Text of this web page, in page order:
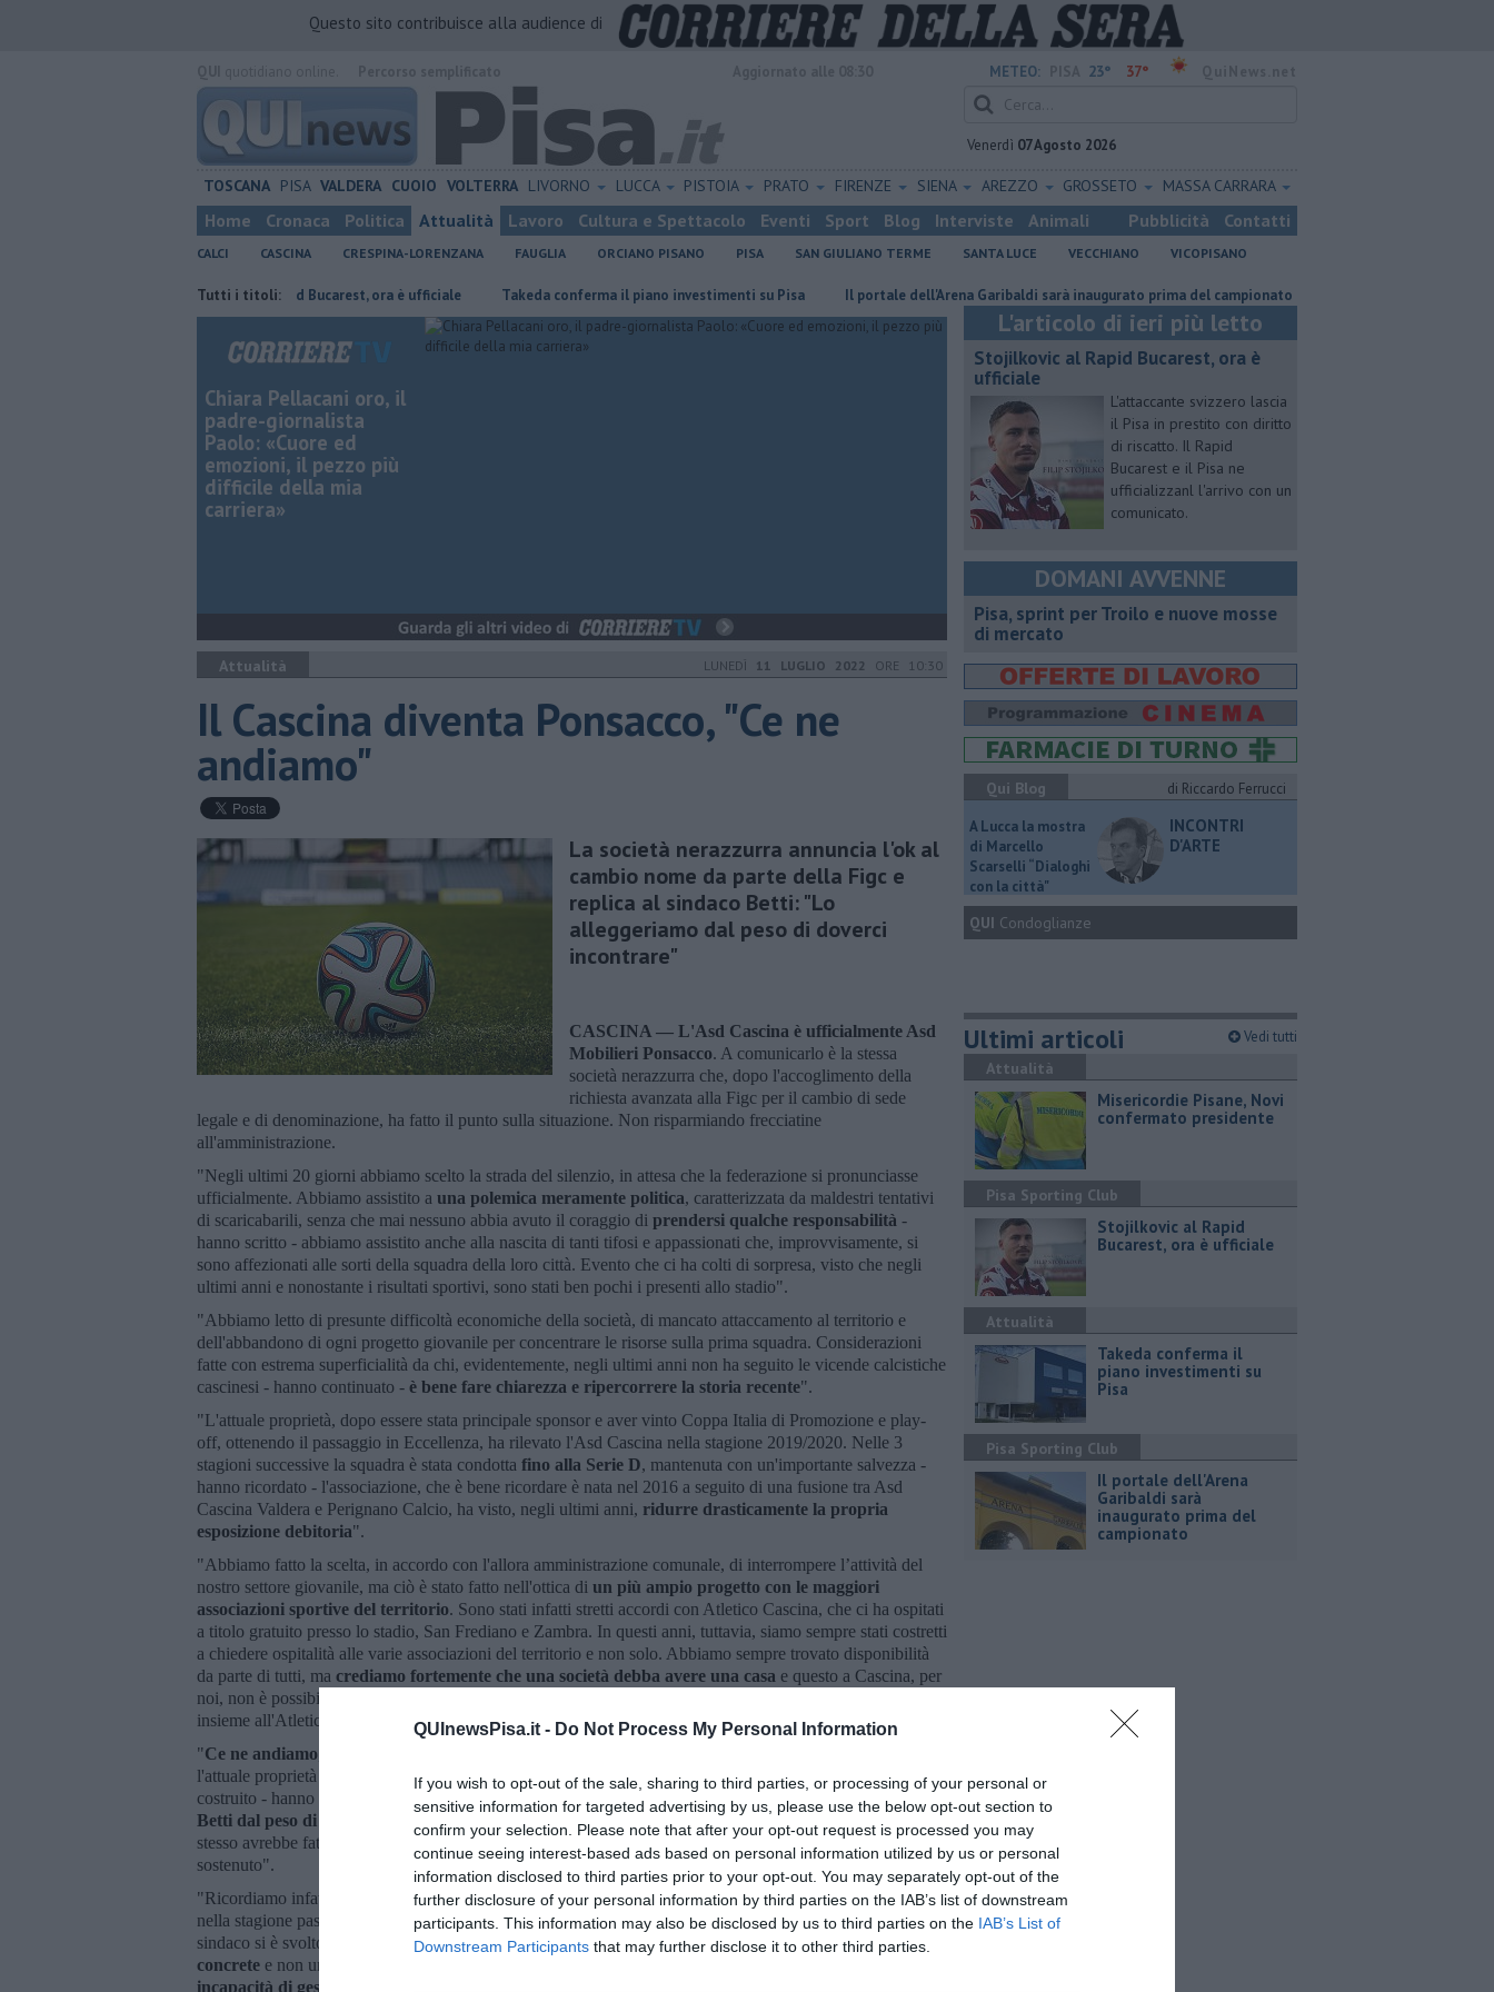
QUInewsPisa.it - Do Not Process My Personal Information
If you wish to opt-out of the sale, sharing to third parties, or processing of your personal or
sensitive information for targeted advertising by us, please use the below opt-out section to
confirm your selection. Please note that after your opt-out request is processed you may
continue seeing interest-based ads based on personal information utilized by us or personal
information disclosed to third parties prior to your opt-out. You may separately opt-out of the
further disclosure of your personal information by third parties on the IAB’s list of downstream
participants. This information may also be disclosed by us to third parties on the IAB’s List of
Downstream Participants that may further disclose it to other third parties.
Questo sito contribuisce alla audience di
METEO: 23° 37°
Venerdì 07 Agosto 2026
TOSCANA PISA VALDERA CUOIO VOLTERRA LIVORNO LUCCA PISTOIA PRATO FIRENZE SIENA AREZZO GROSSETO MASSA CARRARA
Home Cronaca Politica Attualità Lavoro Cultura e Spettacolo Eventi Sport Blog Interviste Animali Pubblicità Contatti
CALCI CASCINA CRESPINA-LORENZANA FAUGLIA ORCIANO PISANO PISA SAN GIULIANO TERME SANTA LUCE VECCHIANO VICOPISANO
Tutti i titoli:
Stojilkovic al Rapid Bucarest, ora è ufficiale Takeda conferma il piano investimenti su Pisa Il portale dell'Arena Garibaldi sarà inaugurato prima del campionato Misericordie Pisane, Novi
Chiara Pellacani oro, il
padre-giornalista
Paolo: «Cuore ed
emozioni, il pezzo più
difficile della mia
carriera»
Attualità LUNEDÌ 11 LUGLIO 2022 ORE 10:30
Il Cascina diventa Ponsacco, "Ce ne
andiamo"
La società nerazzurra annuncia l'ok al
cambio nome da parte della Figc e
replica al sindaco Betti: "Lo
alleggeriamo dal peso di doverci
incontrare"
CASCINA — L'Asd Cascina è ufficialmente Asd
Mobilieri Ponsacco. A comunicarlo è la stessa
società nerazzurra che, dopo l'accoglimento della
richiesta avanzata alla Figc per il cambio di sede
legale e di denominazione, ha fatto il punto sulla situazione. Non risparmiando frecciatine
all'amministrazione.
"Negli ultimi 20 giorni abbiamo scelto la strada del silenzio, in attesa che la federazione si pronunciasse
ufficialmente. Abbiamo assistito a una polemica meramente politica, caratterizzata da maldestri tentativi
di scaricabarili, senza che mai nessuno abbia avuto il coraggio di prendersi qualche responsabilità -
hanno scritto - abbiamo assistito anche alla nascita di tanti tifosi e appassionati che, improvvisamente, si
sono affezionati alle sorti della squadra della loro città. Evento che ci ha colti di sorpresa, visto che negli
ultimi anni e nonostante i risultati sportivi, sono stati ben pochi i presenti allo stadio".
"Abbiamo letto di presunte difficoltà economiche della società, di mancato attaccamento al territorio e
dell'abbandono di ogni progetto giovanile per concentrare le risorse sulla prima squadra. Considerazioni
fatte con estrema superficialità da chi, evidentemente, negli ultimi anni non ha seguito le vicende calcistiche
cascinesi - hanno continuato - è bene fare chiarezza e ripercorrere la storia recente".
"L'attuale proprietà, dopo essere stata principale sponsor e aver vinto Coppa Italia di Promozione e play-
off, ottenendo il passaggio in Eccellenza, ha rilevato l'Asd Cascina nella stagione 2019/2020. Nelle 3
stagioni successive la squadra è stata condotta fino alla Serie D, mantenuta con un'importante salvezza -
hanno ricordato - l'associazione, che è bene ricordare è nata nel 2016 a seguito di una fusione tra Asd
Cascina Valdera e Perignano Calcio, ha visto, negli ultimi anni, ridurre drasticamente la propria
esposizione debitoria".
"Abbiamo fatto la scelta, in accordo con l'allora amministrazione comunale, di interrompere l’attività del
nostro settore giovanile, ma ciò è stato fatto nell'ottica di un più ampio progetto con le maggiori
associazioni sportive del territorio. Sono stati infatti stretti accordi con Atletico Cascina, che ci ha ospitati
a titolo gratuito presso lo stadio, San Frediano e Zambra. In questi anni, tuttavia, siamo sempre stati costretti
a chiedere ospitalità alle varie associazioni del territorio e non solo. Abbiamo sempre trovato disponibilità
da parte di tutti, ma crediamo fortemente che una società debba avere una casa e questo a Cascina, per
noi, non è possibile: il progetto di riqualificazione dell’area sportiva Redini e Spazzavento, condotto
insieme all'Atletico Cascina, è tristemente arenato negli uffici comunali".
"Ce ne andiamo
l'attuale proprietà investire in un centro sportivo e in un proprio settore giovanile che andrà, con pazienza,
costruito - hanno affermato - ce ne andiamo anche
con la consapevolezza di aver alleggerito il sindaco
Betti dal peso di doverci incontrare
, anche se, onestamente, non comprendiamo tutta la fatica che lo
stesso avrebbe fatto nel corso del suo mandato nell'ascoltare le nostre richieste, come dallo stesso
sostenuto".
"Ricordiamo infatti che Betti, allo stadio, si è visto in una sola occasione, quella della finale dei play-off
nella stagione passata, ma soprattutto ricordiamo che l'unico incontro avuto nel palazzo comunale con il
sindaco si è svolto a Maggio scorso, incontro dal qualesiamo sempre in attesa di ricevere risposte
concrete e non un elenco di improbabili promesse e numeri, citati solo per giustificare
incapacità di gestione
L'articolo di ieri più letto
Stojilkovic al Rapid Bucarest, ora è
ufficiale
L'attaccante svizzero lascia
il Pisa in prestito con diritto
di riscatto. Il Rapid
Bucarest e il Pisa ne
ufficializzanl l'arrivo con un
comunicato.
DOMANI AVVENNE
Pisa, sprint per Troilo e nuove mosse
di mercato
Qui Blog
di Riccardo Ferrucci
A Lucca la mostra
di Marcello
Scarselli “Dialoghi
con la città"
INCONTRI
D'ARTE
QUI Condoglianze
Ultimi articoli Vedi tutti
Attualità
Misericordie Pisane, Novi
confermato presidente
Pisa Sporting Club
Stojilkovic al Rapid
Bucarest, ora è ufficiale
Attualità
Takeda conferma il
piano investimenti su
Pisa
Pisa Sporting Club
Il portale dell'Arena
Garibaldi sarà
inaugurato prima del
campionato